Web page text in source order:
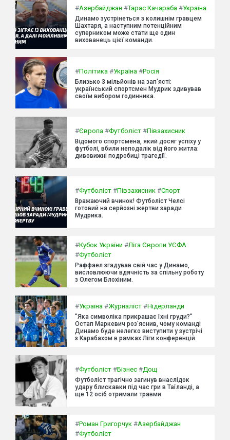
#Азербайджан #Тарас Качараба #Україна
Динамо зустрінеться з колишнім гравцем
Шахтаря, а наступним потенційним
суперником може стати ще один
вихованець цієї команди.
#Політика #Україна #Росія
Близько 3 мільйонів на зап'ясті:
український спортсмен Мудрик здивував
своїм вибором годинника.
#Європа #Футболіст #Півзахисник
Відомого спортсмена, який досяг успіху у
футболі, вбили неподалік від його житла:
дивовижні подробиці трагедії.
#Футболіст #Півзахисник #Спорт
Вражаючий вчинок! Футболіст Челсі
готовий на серйозні жертви заради
Мудрика.
#Кубок України #Ліга Європи УЄФА
#Футболіст
Раффаел згадував свій час у Динамо,
висловлюючи вдячність за спільну роботу
з Олегом Блохіним.
#Україна #Журналіст #Нідерланди
"Яка символіка прикрашає їхні груди?"
Остап Маркевич роз'яснив, чому команді
Динамо буде нелегко виступити у зустрічі
з Карабахом в рамках Ліги конференцій.
#Футболіст #Бізнес #Дощ
Футболіст трагічно загинув внаслідок
удару блискавки під час гри в Таїланді, а
ще 12 осіб отримали травми.
#Роман Григорчук #Азербайджан
#Футболіст